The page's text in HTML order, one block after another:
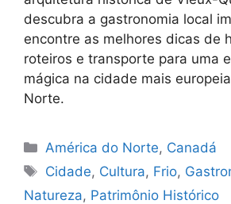
descubra a gastronomia local
encontre as melhores dicas de
roteiros e transporte para uma
mágica na cidade mais
Norte.
Categorias
América do Norte, Canadá
Tags
Cidade, Cultura, Frio,
Natureza, Patrimônio Histórico